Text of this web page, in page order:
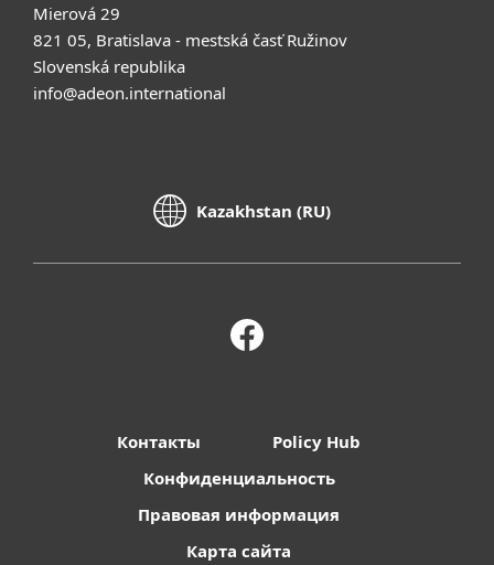
Mierová 29
821 05, Bratislava - mestská časť Ružinov
Slovenská republika
info@adeon.international
Kazakhstan (RU)
Контакты
Policy Hub
Конфиденциальность
Правовая информация
Карта сайта